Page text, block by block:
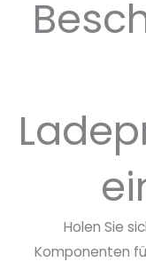
Holen Sie
Komponenten